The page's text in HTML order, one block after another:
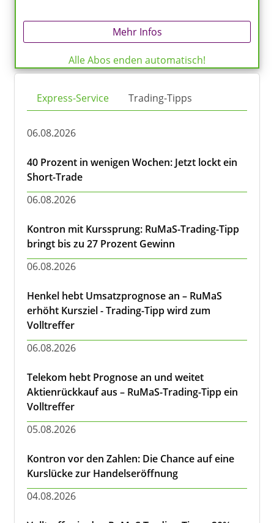
Mehr Infos
Alle Abos enden automatisch!
Express-Service Trading-Tipps
06.08.2026
40 Prozent in wenigen Wochen: Jetzt lockt ein
Short-Trade
06.08.2026
Kontron mit Kurssprung: RuMaS-Trading-Tipp
bringt bis zu 27 Prozent Gewinn
06.08.2026
Henkel hebt Umsatzprognose an – RuMaS
erhöht Kursziel - Trading-Tipp wird zum
Volltreffer
06.08.2026
Telekom hebt Prognose an und weitet
Aktienrückkauf aus – RuMaS-Trading-Tipp ein
Volltreffer
05.08.2026
Kontron vor den Zahlen: Die Chance auf eine
Kurslücke zur Handelseröffnung
04.08.2026